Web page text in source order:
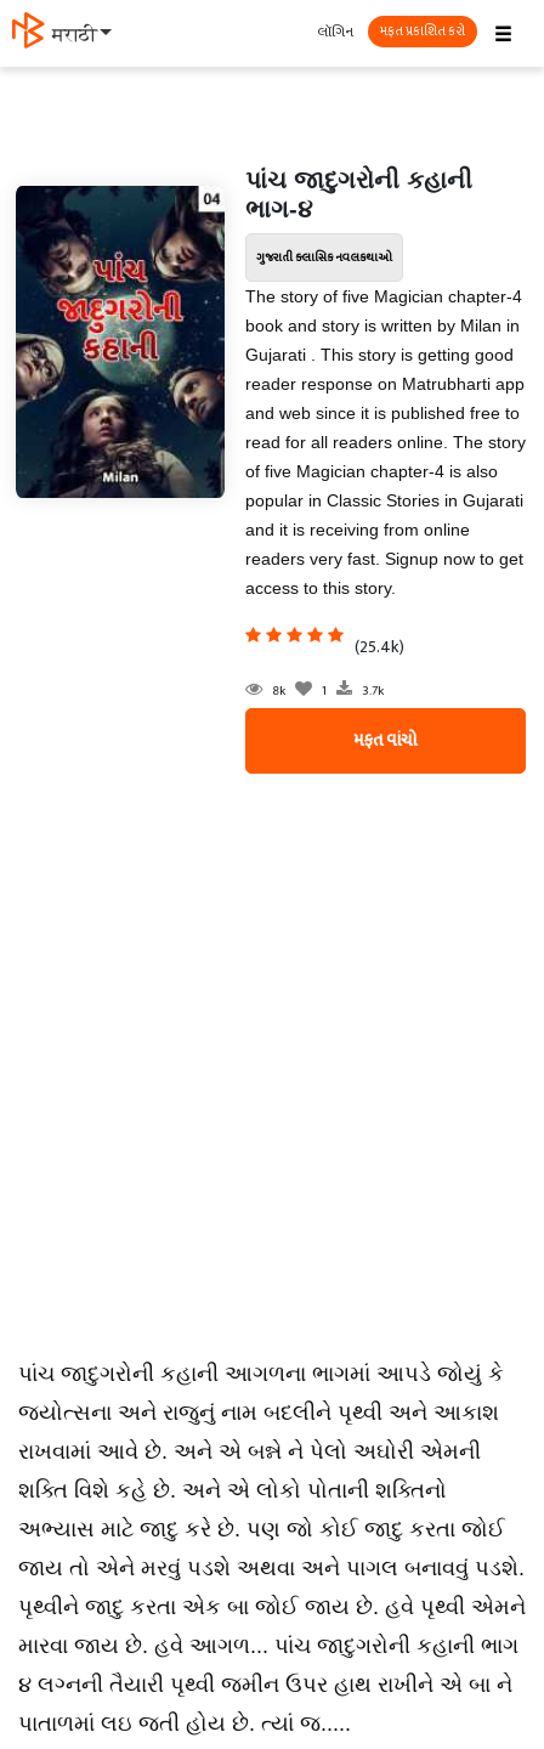
मराठी ☰
લૉગિન મફત પ્રકાશિત કરો
પાંચ જાદુગરોની કહાની
ભાગ-૪
ગુજરાતી ક્લાસિક નવલકથાઓ
The story of five Magician chapter-4
book and story is written by Milan in
Gujarati . This story is getting good
reader response on Matrubharti app
and web since it is published free to
read for all readers online. The story
of five Magician chapter-4 is also
popular in Classic Stories in Gujarati
and it is receiving from online
readers very fast. Signup now to get
access to this story.
(25.4k)
8k 1 3.7k
મફત વાંચો
પાંચ જાદુગરોની કહાની આગળના ભાગમાં આપડે જોયું કે
જ્યોત્સના અને રાજુનું નામ બદલીને પૃથ્વી અને આકાશ
રાખવામાં આવે છે. અને એ બન્ને ને પેલો અઘોરી એમની
શક્તિ વિશે કહે છે. અને એ લોકો પોતાની શક્તિનો
અભ્યાસ માટે જાદુ કરે છે. પણ જો કોઈ જાદુ કરતા જોઈ
જાય તો એને મરવું પડશે અથવા અને પાગલ બનાવવું પડશે.
પૃથ્વીને જાદુ કરતા એક બા જોઈ જાય છે. હવે પૃથ્વી એમને
મારવા જાય છે. હવે આગળ... પાંચ જાદુગરોની કહાની ભાગ
૪ લગ્નની તૈયારી પૃથ્વી જમીન ઉપર હાથ રાખીને એ બા ને
પાતાળમાં લઇ જતી હોય છે. ત્યાં જ.....